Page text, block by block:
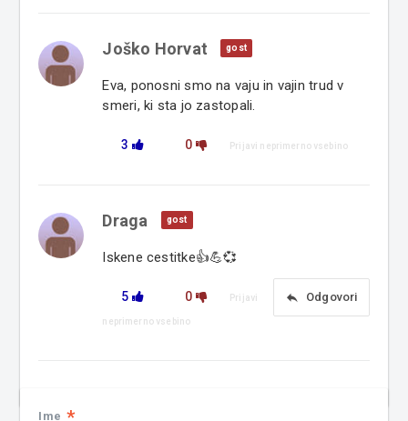
Joško Horvat gost
Eva, ponosni smo na vaju in vajin trud v
smeri, ki sta jo zastopali.
3 0 Prijavi neprimerno vsebino
Draga gost
Iskene cestitke👍💪💞
5 0 reply Odgovori
Prijavi
neprimerno vsebino
Ime